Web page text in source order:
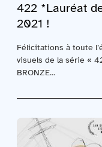
422 *Lauréat
2021 !
Félicitations à toute
visuels de la série «
BRONZE…